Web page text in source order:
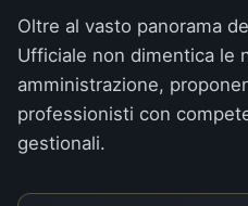
Oltre al vasto panorama
Ufficiale non dimentica le
amministrazione,
professionisti con
gestionali.